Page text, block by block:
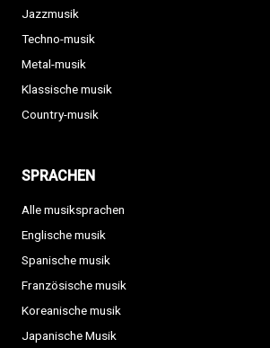
Jazzmusik
Techno-musik
Metal-musik
Klassische musik
Country-musik
SPRACHEN
Alle musiksprachen
Englische musik
Spanische musik
Französische musik
Koreanische musik
Japanische Musik